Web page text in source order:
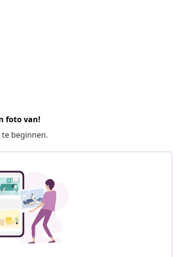
foto van!
beginnen.